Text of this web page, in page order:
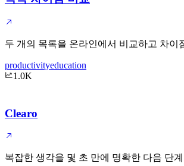
두 개의 목록을 온라인에서 비교하고 차
productivityeducation
1.0K
Clearo
복잡한 생각을 몇 초 만에 명확한 다음 단